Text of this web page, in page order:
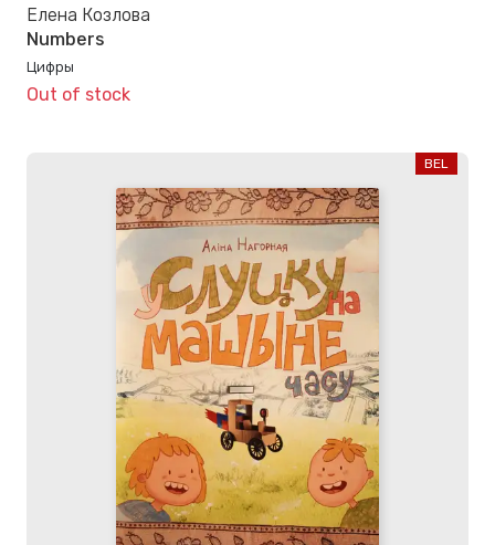
Елена Козлова
Numbers
Цифры
Out of stock
BEL